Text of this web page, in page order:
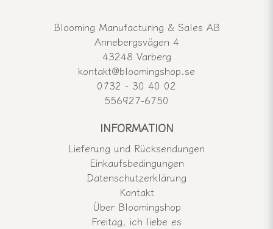
Blooming Manufacturing & Sales AB
Annebergsvägen 4
43248 Varberg
kontakt@bloomingshop.se
0732 - 30 40 02
556927-6750
INFORMATION
Lieferung und Rücksendungen
Einkaufsbedingungen
Datenschutzerklärung
Kontakt
Über Bloomingshop
Freitag, ich liebe es